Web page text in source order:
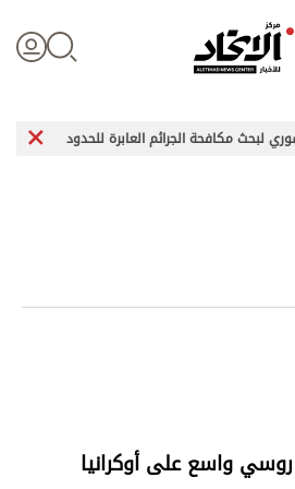
الجرائم العابرة للحدود مصر وقطر
واسع على أوكرانيا